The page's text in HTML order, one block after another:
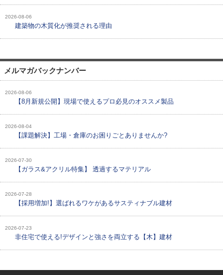
2026-08-06
建築物の木質化が推奨される理由
メルマガバックナンバー
2026-08-06
【8月新規公開】現場で使えるプロ必見のオススメ製品
2026-08-04
【課題解決】工場・倉庫のお困りごとありませんか?
2026-07-30
【ガラス&アクリル特集】 透過するマテリアル
2026-07-28
【採用増加!】選ばれるワケがあるサスティナブル建材
2026-07-23
非住宅で使える!デザインと強さを両立する【木】建材